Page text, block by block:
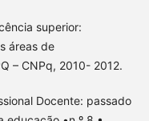
superior:
áreas de
– CNPq, 2010- 2012.
Docente: passado